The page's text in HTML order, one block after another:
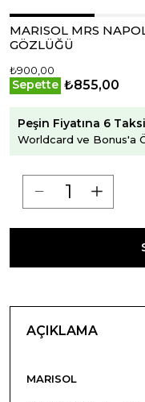
MARISOL MRS
GÖZLÜĞÜ
₺900,00
Sepette ₺855,00
Peşin Fiyatına 6
Worldcard ve Bonus'a
AÇIKLAMA
MARISOL